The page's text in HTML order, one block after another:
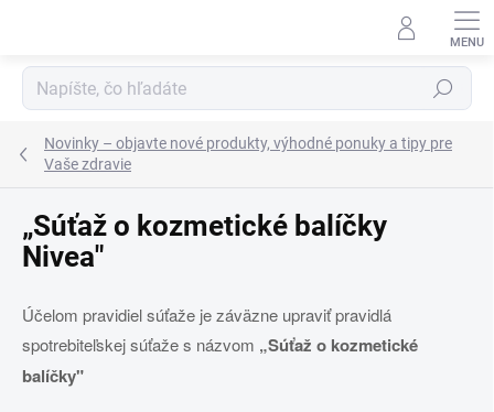
Hľadať
Novinky – objavte nové produkty, výhodné ponuky a tipy pre
Vaše zdravie
„Súťaž o kozmetické balíčky
Nivea"
Účelom pravidiel súťaže je záväzne upraviť pravidlá
spotrebiteľskej súťaže s názvom „Súťaž o kozmetické
balíčky"